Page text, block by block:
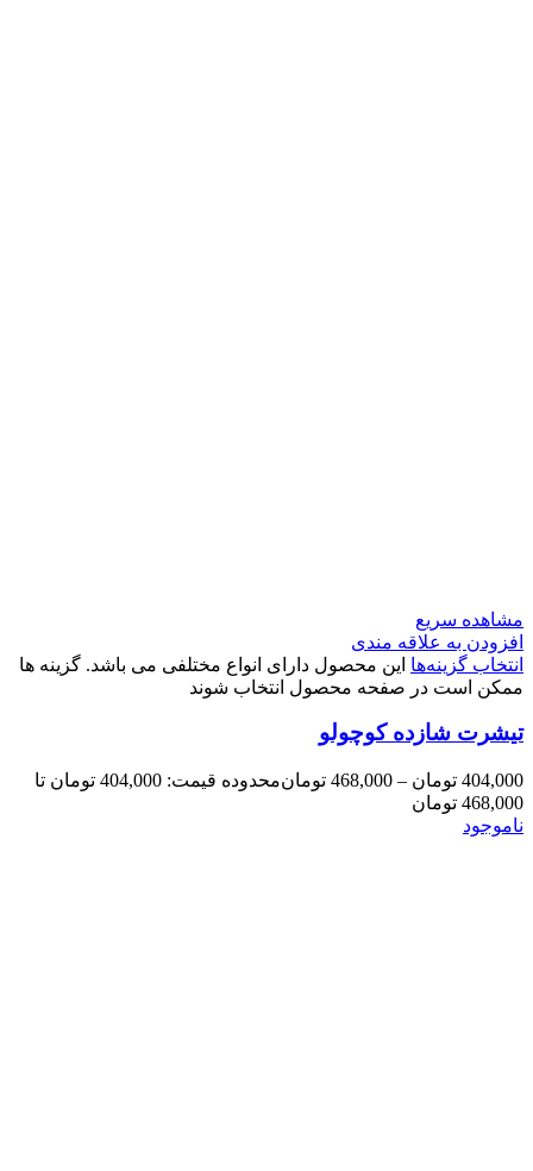
مشاهده سریع
افزودن به علاقه مندی
انتخاب گزینه‌ها این محصول دارای انواع مختلفی می باشد. گزینه ها
ممکن است در صفحه محصول انتخاب شوند
تیشرت شازده کوچولو
404,000 تومان –
468,000 تومان
محدوده قیمت: 404,000 تومان تا
468,000 تومان
ناموجود